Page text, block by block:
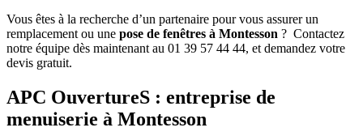
Vous êtes à la recherche d’un partenaire pour vous assurer un
remplacement ou une pose de fenêtres à Montesson ? Contactez
notre équipe dès maintenant au 01 39 57 44 44, et demandez votre
devis gratuit.
APC OuvertureS : entreprise de
menuiserie à Montesson